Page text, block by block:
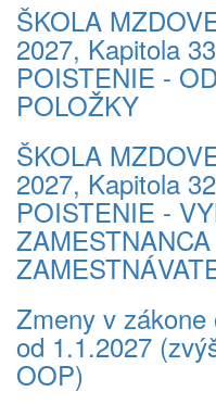
ŠKOLA
2027, Kapitola
POISTENIE -
POLOŽKY
ŠKOLA
2027, Kapitola
POISTENIE -
Zmeny v
od 1.1.2027
OOP)